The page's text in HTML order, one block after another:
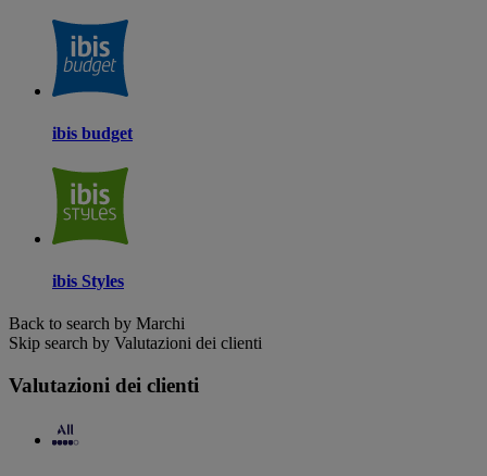
ibis budget
ibis Styles
Back to search by Marchi
Skip search by Valutazioni dei clienti
Valutazioni dei clienti